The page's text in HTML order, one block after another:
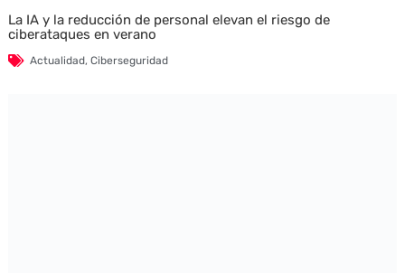
La IA y la reducción de personal elevan el riesgo de
ciberataques en verano
Actualidad, Ciberseguridad